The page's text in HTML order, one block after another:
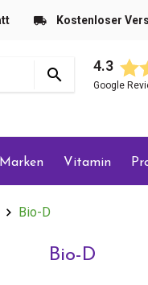
Kostenloser
4.3
Google
Vitamin
Bio-D
Bio-D